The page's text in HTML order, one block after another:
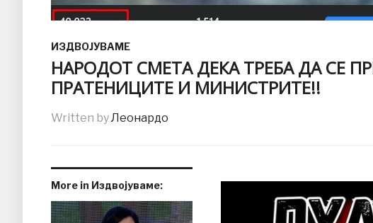
ИЗДВОЈУВАМЕ
НАРОДОТ СМЕТА ДЕКА ТРЕБА ДА СЕ
ПРАТЕНИЦИТЕ И МИНИСТРИТЕ!!
Written byЛеонардо
More in Издвојуваме: